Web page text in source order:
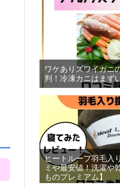
ワケありズワイガニ
判！冷凍カニはまず
ヒートループ羽毛入
ミや最安値！洗濯や
ものプレミアム】